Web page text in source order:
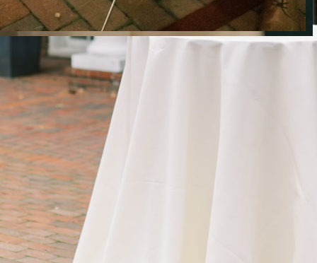
analyste financier, disent qu’il n’y a «pas
d’histoire mignonne» à la façon dont ils se sont
rencontrés, «juste un bon balayage à l’ancienne».
Le couple vivait sur la côte est quand ils se sont
finalement retrouvés et ont pensé que la
rencontre était trop belle pour être vraie. «Nous
avions tous les deux l’impression d’avoir touché
le jackpot», disent-ils. Pour leur premier rendez-
vous, Danielle leur a préparé le dîner dans son
appartement d’Easton – un dîner de saumon et
d’asperges à une feuille qu’elle pensait être
«chic», jusqu’à ce que Chris leur rende la pareille
avec un dîner composé de poulet rôti et de purée
de panais. Le couple est sorti ensemble pendant